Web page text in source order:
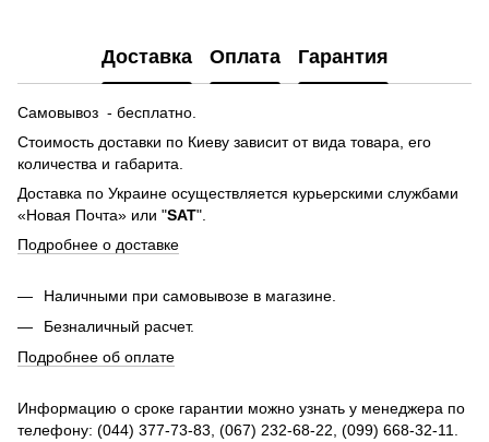
Доставка Оплата Гарантия
Самовывоз - бесплатно.
Стоимость доставки по Киеву зависит от вида товара, его
количества и габарита.
Доставка по Украине осуществляется курьерскими службами
«Новая Почта» или "SAT".
Подробнее о доставке
Наличными при самовывозе в магазине.
Безналичный расчет.
Подробнее об оплате
Информацию о сроке гарантии можно узнать у менеджера по
телефону: (044) 377-73-83, (067) 232-68-22, (099) 668-32-11.